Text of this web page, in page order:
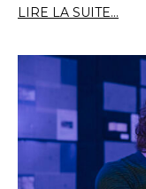
LIRE LA SUITE...